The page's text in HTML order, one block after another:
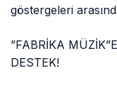
göstergeleri
”FABRİKA
DESTEK!